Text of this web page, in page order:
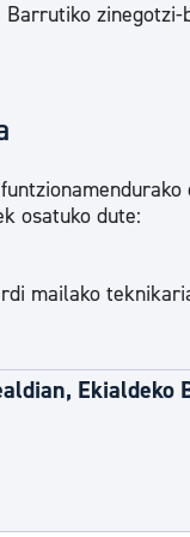
Barrutiko
osatuko dute:
mailako